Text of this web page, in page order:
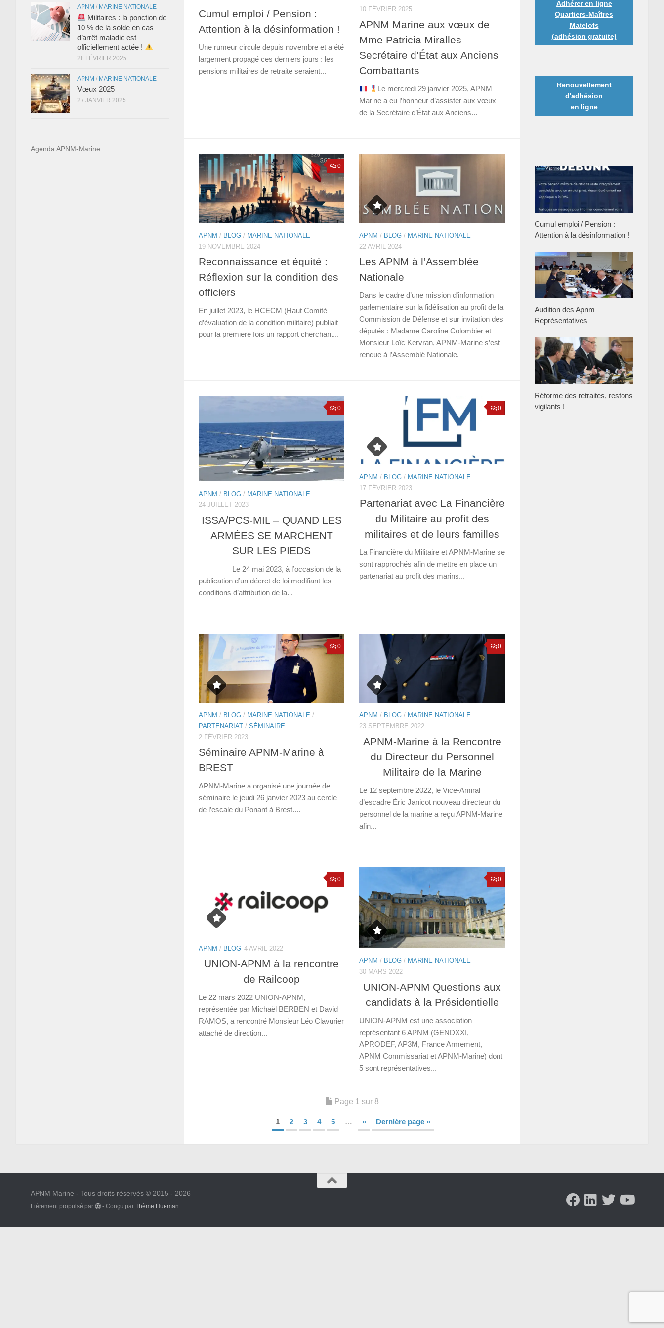
Cumul emploi / Pension :
Attention à la désinformation !
Une rumeur circule depuis novembre et a été
largement propagé ces derniers jours : les
pensions militaires de retraite seraient...
10 FÉVRIER 2025
APNM Marine aux vœux de
Mme Patricia Miralles –
Secrétaire d’État aux Anciens
Combattants
Le mercredi 29 janvier 2025, APNM
Marine a eu l’honneur d’assister aux vœux
de la Secrétaire d’État aux Anciens...
0
APNM / BLOG / MARINE NATIONALE
19 NOVEMBRE 2024
Reconnaissance et équité :
Réflexion sur la condition des
officiers
En juillet 2023, le HCECM (Haut Comité
d’évaluation de la condition militaire) publiait
pour la première fois un rapport cherchant...
APNM / BLOG / MARINE NATIONALE
22 AVRIL 2024
Les APNM à l’Assemblée
Nationale
Dans le cadre d’une mission d’information
parlementaire sur la fidélisation au profit de la
Commission de Défense et sur invitation des
députés : Madame Caroline Colombier et
Monsieur Loïc Kervran, APNM-Marine s’est
rendue à l’Assemblé Nationale.
0
APNM / BLOG / MARINE NATIONALE
24 JUILLET 2023
ISSA/PCS-MIL – QUAND LES
ARMÉES SE MARCHENT
SUR LES PIEDS
Le 24 mai 2023, à l’occasion de la
publication d’un décret de loi modifiant les
conditions d’attribution de la...
0
APNM / BLOG / MARINE NATIONALE
17 FÉVRIER 2023
Partenariat avec La Financière
du Militaire au profit des
militaires et de leurs familles
La Financière du Militaire et APNM-Marine se
sont rapprochés afin de mettre en place un
partenariat au profit des marins...
0
APNM / BLOG / MARINE NATIONALE /
PARTENARIAT / SÉMINAIRE
2 FÉVRIER 2023
Séminaire APNM-Marine à
BREST
APNM-Marine a organisé une journée de
séminaire le jeudi 26 janvier 2023 au cercle
de l’escale du Ponant à Brest....
0
APNM / BLOG / MARINE NATIONALE
23 SEPTEMBRE 2022
APNM-Marine à la Rencontre
du Directeur du Personnel
Militaire de la Marine
Le 12 septembre 2022, le Vice-Amiral
d’escadre Éric Janicot nouveau directeur du
personnel de la marine a reçu APNM-Marine
afin...
0
APNM / BLOG 4 AVRIL 2022
UNION-APNM à la rencontre
de Railcoop
Le 22 mars 2022 UNION-APNM,
représentée par Michaël BERBEN et David
RAMOS, a rencontré Monsieur Léo Clavurier
attaché de direction...
0
APNM / BLOG / MARINE NATIONALE
30 MARS 2022
UNION-APNM Questions aux
candidats à la Présidentielle
UNION-APNM est une association
représentant 6 APNM (GENDXXI,
APRODEF, AP3M, France Armement,
APNM Commissariat et APNM-Marine) dont
5 sont représentatives...
Page 1 sur 8
1 2 3 4 5 … » Dernière page »
APNM / MARINE NATIONALE
Militaires : la ponction de
10 % de la solde en cas
d’arrêt maladie est
officiellement actée !
28 FÉVRIER 2025
APNM / MARINE NATIONALE
Vœux 2025
27 JANVIER 2025
Agenda APNM-Marine
Adhérer en ligne
Quartiers-Maîtres
Matelots
(adhésion gratuite)
Renouvellement
d'adhésion
en ligne
Cumul emploi / Pension :
Attention à la désinformation !
Audition des Apnm
Représentatives
Réforme des retraites, restons
vigilants !
APNM Marine - Tous droits réservés © 2015 - 2026
Fièrement propulsé par - Conçu parThème Hueman